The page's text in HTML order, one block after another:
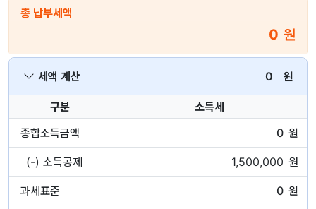
총 납부세액
원
세액 계산 0 원
구분
소득세
종합소득금액
원
(-) 소득공제 원
과세표준
원